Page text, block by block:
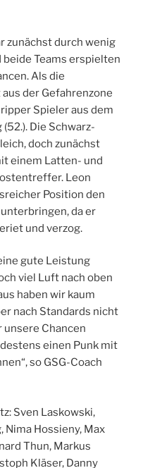
zunächst durch wenig
Teams erspielten
Als die
der Gefahrenzone
Spieler aus dem
Die Schwarz-
doch zunächst
einem Latten- und
Leon
Position den
da er
und verzog.
gute Leistung
viel Luft nach oben
haben wir kaum
nach Standards nicht
Chancen
einen Punk mit
so GSG-Coach
Sven Laskowski,
Nima Hossieny, Max
Thun, Markus
Kläser, Danny